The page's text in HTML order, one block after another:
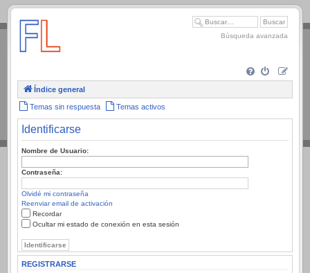
.
Búsqueda avanzada
Índice general
Temas sin respuesta Temas activos
Identificarse
Nombre de Usuario:
Contraseña:
Olvidé mi contraseña
Reenviar email de activación
Recordar
Ocultar mi estado de conexión en esta sesión
REGISTRARSE